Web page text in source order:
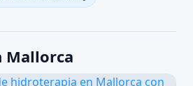
Mallorca